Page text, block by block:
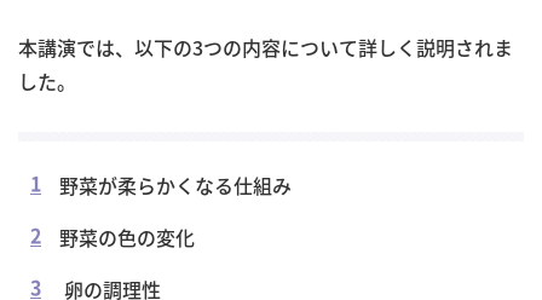
本講演では、以下の3つの内容について詳しく説明されま
した。
野菜が柔らかくなる仕組み
野菜の色の変化
卵の調理性